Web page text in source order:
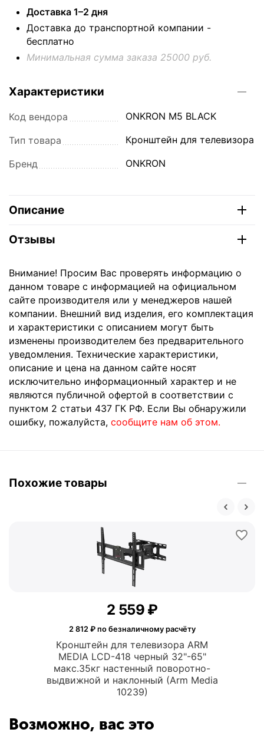
Доставка 1–2 дня
Доставка до транспортной компании -
бесплатно
Минимальная сумма заказа 25000 руб.
Характеристики
Код вендора ONKRON M5 BLACK
Тип товара Кронштейн для телевизора
Бренд ONKRON
Описание
Отзывы
Внимание! Просим Вас проверять информацию о
данном товаре с информацией на официальном
сайте производителя или у менеджеров нашей
компании. Внешний вид изделия, его комплектация
и характеристики с описанием могут быть
изменены производителем без предварительного
уведомления. Технические характеристики,
описание и цена на данном сайте носят
исключительно информационный характер и не
являются публичной офертой в соответствии с
пунктом 2 статьи 437 ГК РФ. Если Вы обнаружили
ошибку, пожалуйста, сообщите нам об этом.
Похожие товары
Кронштейн для телевизора ARM
MEDIA LCD-418 черный 32"-65"
макс.35кг настенный поворотно-
выдвижной и наклонный (Arm Media
10239)
2 559 ₽
2 812 ₽ по безналичному расчёту
Возможно, вас это